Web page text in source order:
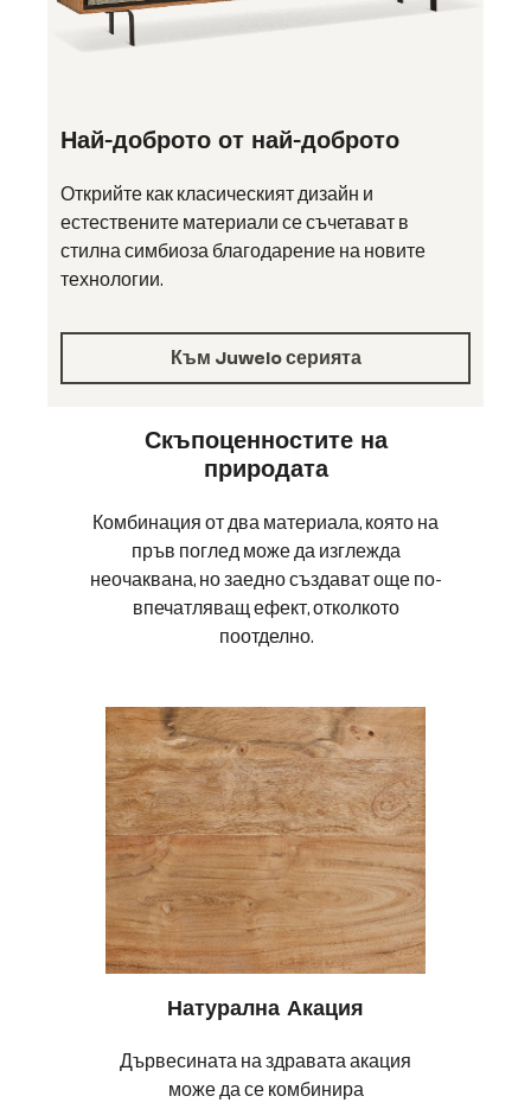
Най-доброто от най-доброто
Открийте как класическият дизайн и
естествените материали се съчетават в
стилна симбиоза благодарение на новите
технологии.
Към Juwelo серията
Скъпоценностите на
природата
Комбинация от два материала, която на
пръв поглед може да изглежда
неочаквана, но заедно създават още по-
впечатляващ ефект, отколкото
поотделно.
Натурална Акация
Дървесината на здравата акация
може да се комбинира